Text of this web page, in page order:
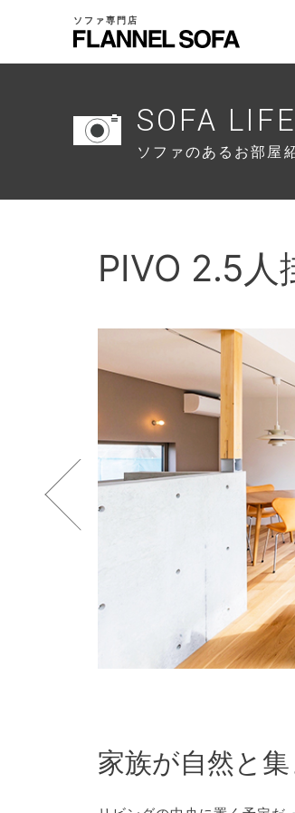
ソファ専門店
SOFA
ソファのあるお部屋
PIVO 2.5
家族が自然と集